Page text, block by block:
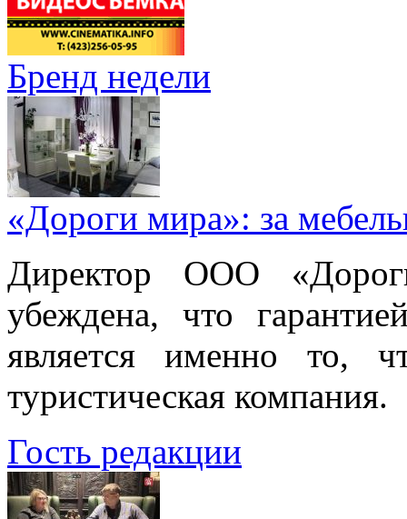
Бренд недели
«Дороги мира»: за
Директор ООО
убеждена, что
является именно то,
туристическая компания.
Гость редакции